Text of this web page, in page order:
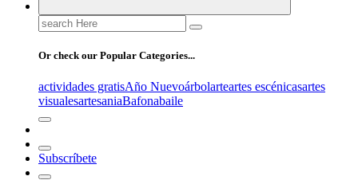
Search
for:
Or check our Popular Categories...
actividades gratisAño Nuevoárbolarteartes escénicasartes
visualesartesaniaBafonabaile
Subscríbete